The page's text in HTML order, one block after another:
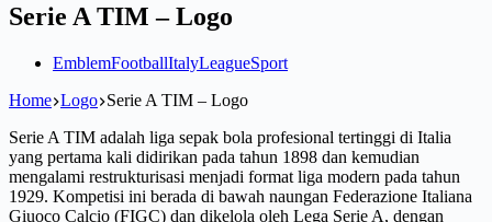
Serie A TIM – Logo
EmblemFootballItalyLeagueSport
Home Logo Serie A TIM – Logo
Serie A TIM adalah liga sepak bola profesional tertinggi di Italia
yang pertama kali didirikan pada tahun 1898 dan kemudian
mengalami restrukturisasi menjadi format liga modern pada tahun
1929. Kompetisi ini berada di bawah naungan Federazione Italiana
Giuoco Calcio (FIGC) dan dikelola oleh Lega Serie A, dengan